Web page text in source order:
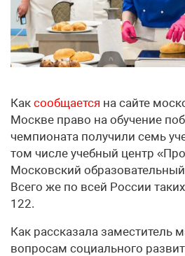
Как сообщается на сайте
Москве право на обучение
чемпионата получили семь
том числе учебный центр
Московский
Всего же по всей России
122.
Как рассказала заместитель
вопросам социального